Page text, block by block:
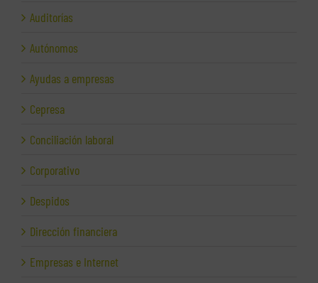
Auditorías
Autónomos
Ayudas a empresas
Cepresa
Conciliación laboral
Corporativo
Despidos
Dirección financiera
Empresas e Internet